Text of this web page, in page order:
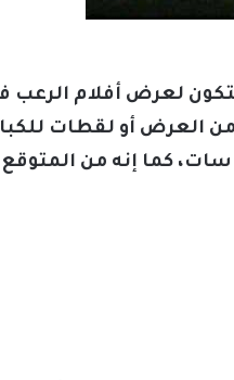
لعرض أفلام الرعب
العرض أو لقطات
سات، كما إنه من